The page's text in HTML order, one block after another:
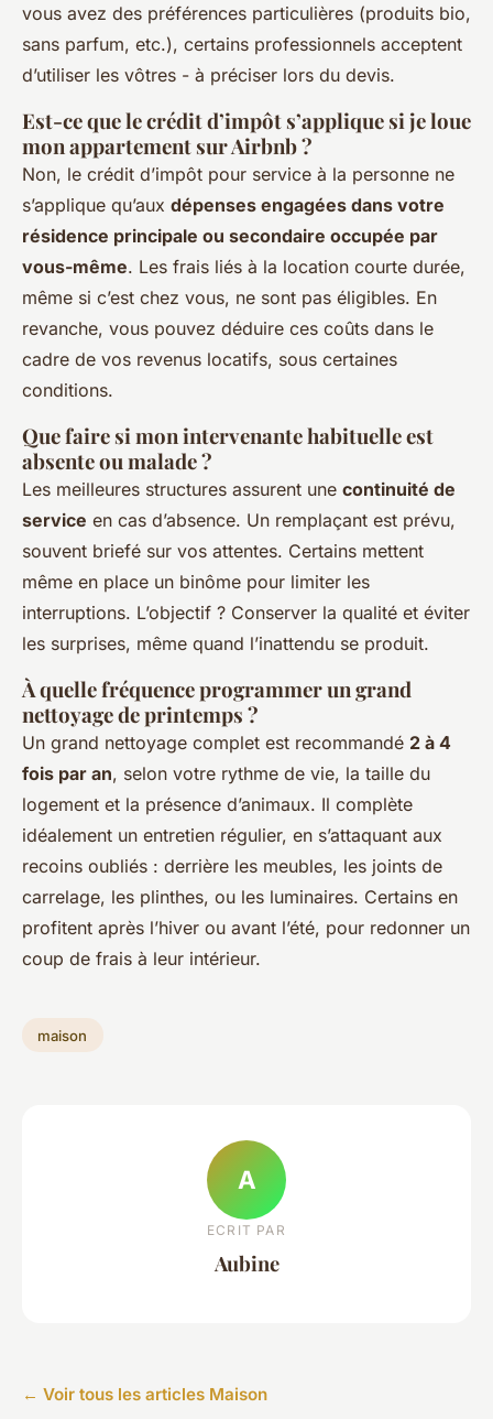
vous avez des préférences particulières (produits bio,
sans parfum, etc.), certains professionnels acceptent
d’utiliser les vôtres - à préciser lors du devis.
Est-ce que le crédit d’impôt s’applique si je loue
mon appartement sur Airbnb ?
Non, le crédit d’impôt pour service à la personne ne
s’applique qu’aux dépenses engagées dans votre
résidence principale ou secondaire occupée par
vous-même. Les frais liés à la location courte durée,
même si c’est chez vous, ne sont pas éligibles. En
revanche, vous pouvez déduire ces coûts dans le
cadre de vos revenus locatifs, sous certaines
conditions.
Que faire si mon intervenante habituelle est
absente ou malade ?
Les meilleures structures assurent une continuité de
service en cas d’absence. Un remplaçant est prévu,
souvent briefé sur vos attentes. Certains mettent
même en place un binôme pour limiter les
interruptions. L’objectif ? Conserver la qualité et éviter
les surprises, même quand l’inattendu se produit.
À quelle fréquence programmer un grand
nettoyage de printemps ?
Un grand nettoyage complet est recommandé 2 à 4
fois par an, selon votre rythme de vie, la taille du
logement et la présence d’animaux. Il complète
idéalement un entretien régulier, en s’attaquant aux
recoins oubliés : derrière les meubles, les joints de
carrelage, les plinthes, ou les luminaires. Certains en
profitent après l’hiver ou avant l’été, pour redonner un
coup de frais à leur intérieur.
maison
A
ECRIT PAR
Aubine
← Voir tous les articles Maison